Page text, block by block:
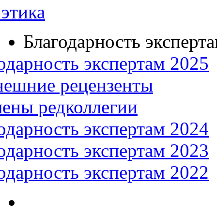
Благодарность
экспертам 2025
рецензенты
редколлегии
экспертам 2024
экспертам 2023
экспертам 2022